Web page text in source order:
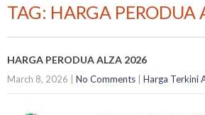
TAG: HARGA PERODUA
HARGA PERODUA ALZA 2026
March 8, 2026 No Comments Harga Terkini